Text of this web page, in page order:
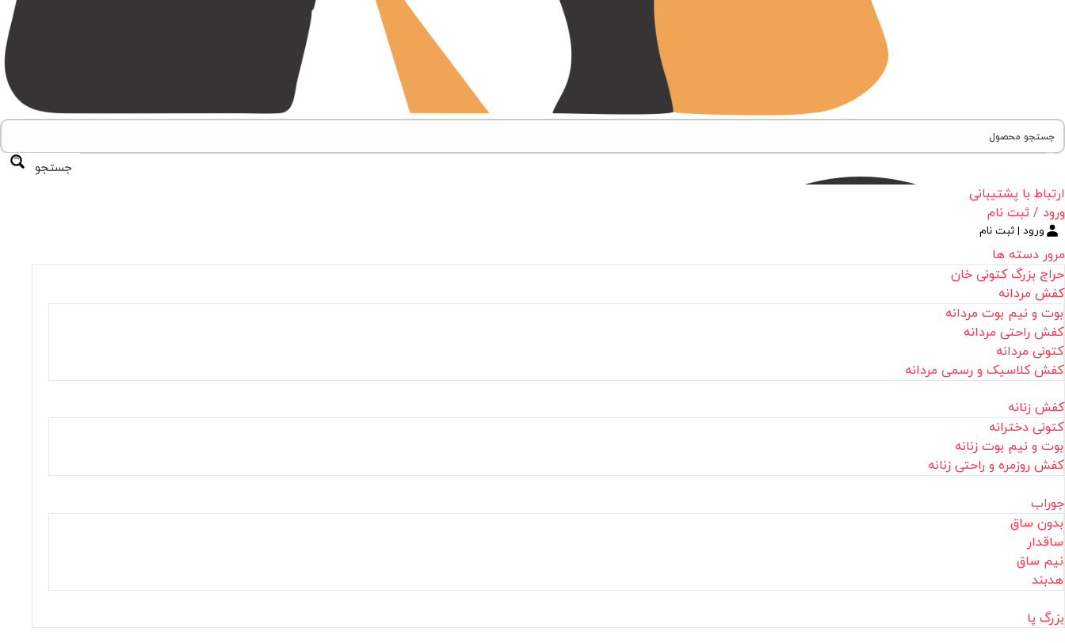
جستجو
ارتباط با پشتیبانی
ورود / ثبت نام
ورود | ثبت نام
مرور دسته ها
حراج بزرگ کتونی خان
کفش مردانه
بوت و نیم بوت مردانه
کفش راحتی مردانه
کتونی مردانه
کفش کلاسیک و رسمی مردانه
کفش زنانه
کتونی دخترانه
بوت و نیم بوت زنانه
کفش روزمره و راحتی زنانه
جوراب
بدون ساق
ساقدار
نیم ساق
هدبند
بزرگ پا